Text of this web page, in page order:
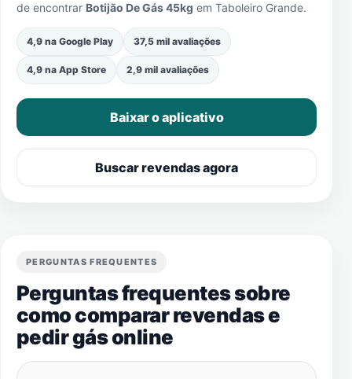
de encontrar Botijão De Gás 45kg em Taboleiro Grande.
4,9 na Google Play 37,5 mil avaliações
4,9 na App Store 2,9 mil avaliações
Baixar o aplicativo
Buscar revendas agora
PERGUNTAS FREQUENTES
Perguntas frequentes sobre
como comparar revendas e
pedir gás online